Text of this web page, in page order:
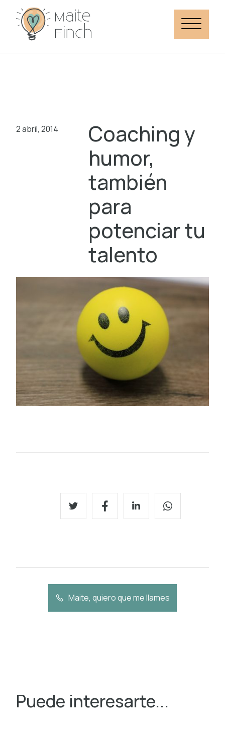
2 abril, 2014
Coaching y
humor,
también
para
potenciar tu
talento
Maite, quiero que me llames
Puede interesarte...